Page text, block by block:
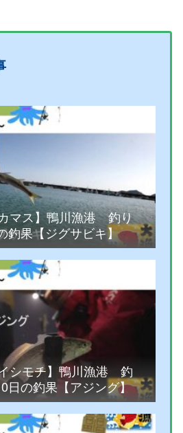
マス】鴨川漁港 釣り
釣果【ジグサビキ】
シモチ】鴨川漁港 釣
の釣果【アジング】